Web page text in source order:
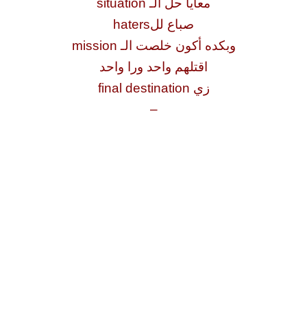
صباع للhaters
وبكده أكون خلصت الـ mission
اقتلهم واحد ورا واحد
زي final destination
–